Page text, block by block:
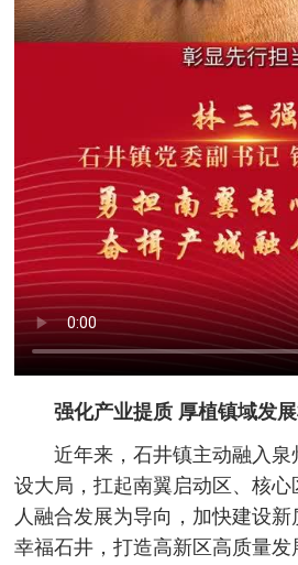
强化产业提质 厚植镇域发
近年来，石井镇主动融入
设大局，扛起南翼启动区、核
人融合发展为导向，加快建设新
幸福石井，打造高新区高质量发